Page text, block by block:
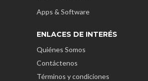
Apps & Software
ENLACES DE INTERÉS
Quiénes Somos
Contáctenos
Términos y condiciones